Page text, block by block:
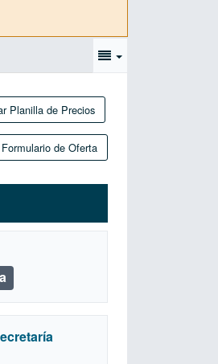
Planilla de Precios
de Oferta